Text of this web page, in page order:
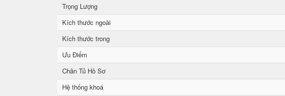
Trọng Lượng
Kích thước ngoài
Kích thước trong
Ưu Điểm
Chân Tủ Hồ Sơ
Hệ thống khoá